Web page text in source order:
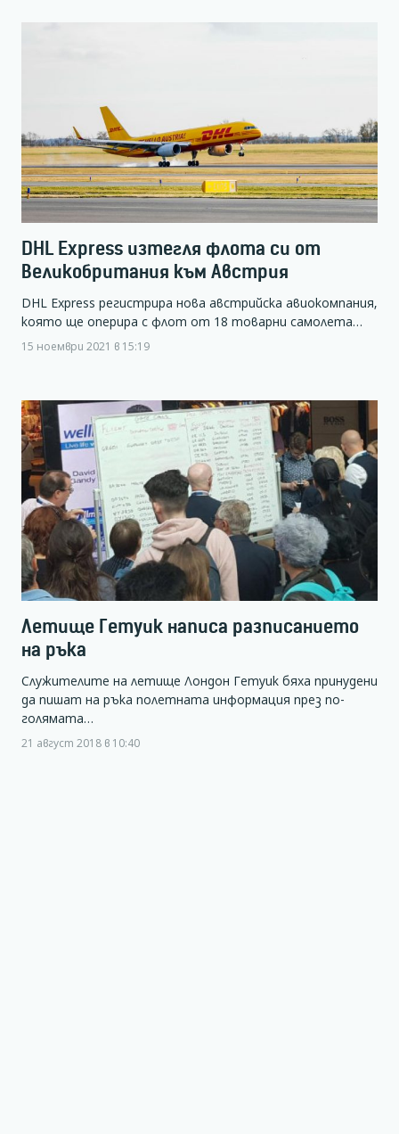
DHL Express изтегля флота си от
Великобритания към Австрия
DHL Express регистрира нова австрийска авиокомпания,
която ще оперира с флот от 18 товарни самолета…
15 ноември 2021 в 15:19
Летище Гетуик написа разписанието
на ръка
Служителите на летище Лондон Гетуик бяха принудени
да пишат на ръка полетната информация през по-
голямата…
21 август 2018 в 10:40